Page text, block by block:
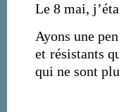
Le 8 mai,
Ayons une
et résistants
qui ne sont